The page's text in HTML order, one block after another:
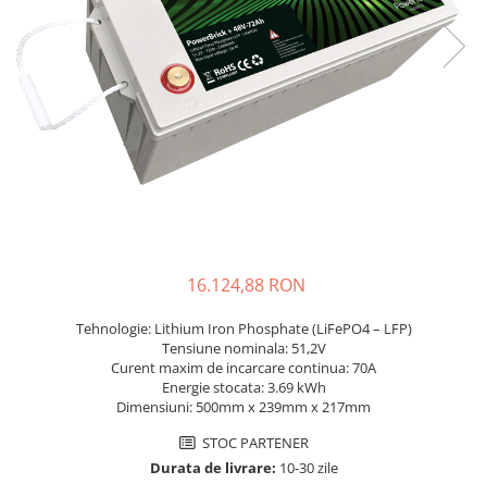
Incarcatoare acumulatori
Panouri fotovoltaice si accesorii
Panouri fotovoltaice
Sisteme prindere panouri
fotovoltaice
Controlere solare
Convertoare de tensiune
Sisteme de stocare energie
16.124,88 RON
Tehnologie: Lithium Iron Phosphate (LiFePO4 – LFP)
Tensiune nominala: 51,2V
Curent maxim de incarcare continua: 70A
Energie stocata: 3.69 kWh
Dimensiuni: 500mm x 239mm x 217mm
STOC PARTENER
Durata de livrare: 10-30 zile